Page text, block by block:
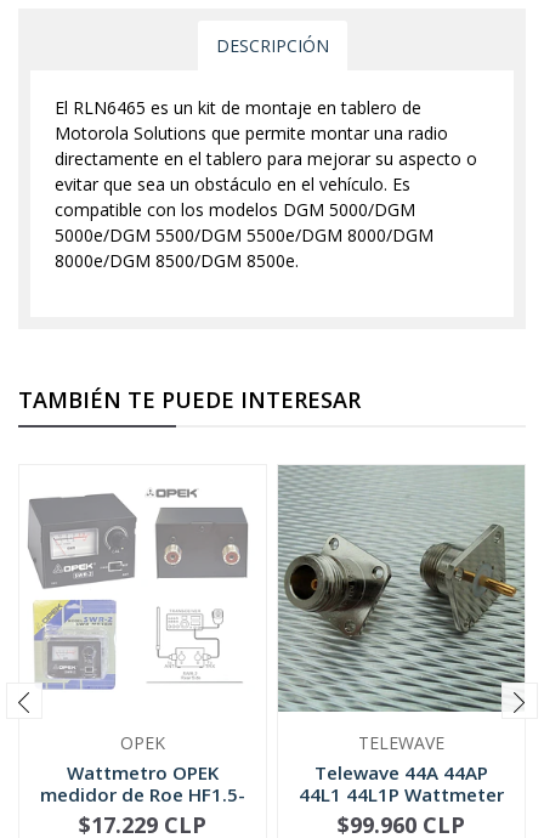
DESCRIPCIÓN
El RLN6465 es un kit de montaje en tablero de
Motorola Solutions que permite montar una radio
directamente en el tablero para mejorar su aspecto o
evitar que sea un obstáculo en el vehículo. Es
compatible con los modelos DGM 5000/DGM
5000e/DGM 5500/DGM 5500e/DGM 8000/DGM
8000e/DGM 8500/DGM 8500e.
TAMBIÉN TE PUEDE INTERESAR
OPEK
Wattmetro OPEK
medidor de Roe HF1.5-
30 MHZ (SWR-2)
NO DISPONIBLE
$17.229 CLP
TELEWAVE
Telewave 44A 44AP
44L1 44L1P Wattmeter
QC Conne...
$99.960 CLP